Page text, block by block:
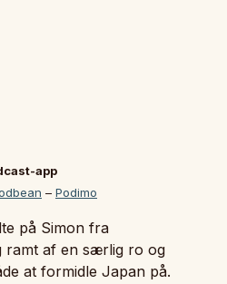
app
– Podimo
på Simon fra
ramt af en særlig ro og
at formidle Japan på.